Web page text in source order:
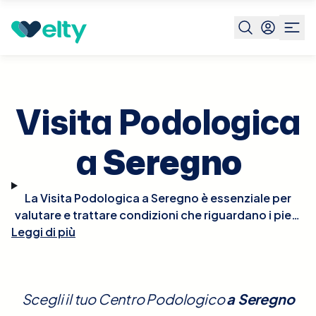
Prenota visita Seregno
Visita Podologica
aSeregno
La Visita Podologica a Seregno è essenziale per
valutare e trattare condizioni che riguardano i piedi
e le strutture correlate. Durante la visita, il podologo
biomeccaniche che possono influenzare la
Leggi di più
Scegli il tuo Centro PodologicoaSeregno